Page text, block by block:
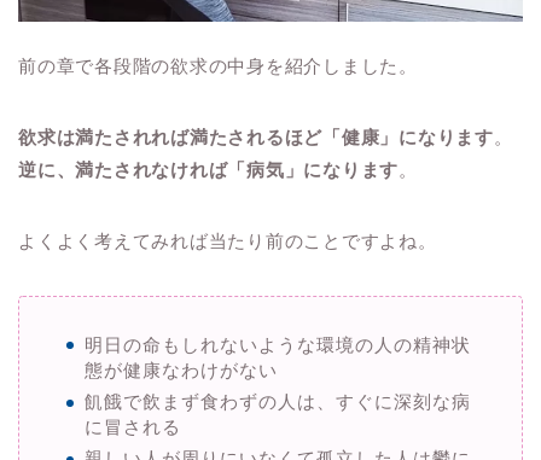
前の章で各段階の欲求の中身を紹介しました。
欲求は満たされれば満たされるほど「健康」になります。
逆に、満たされなければ「病気」になります。
よくよく考えてみれば当たり前のことですよね。
明日の命もしれないような環境の人の精神状
態が健康なわけがない
飢餓で飲まず食わずの人は、すぐに深刻な病
に冒される